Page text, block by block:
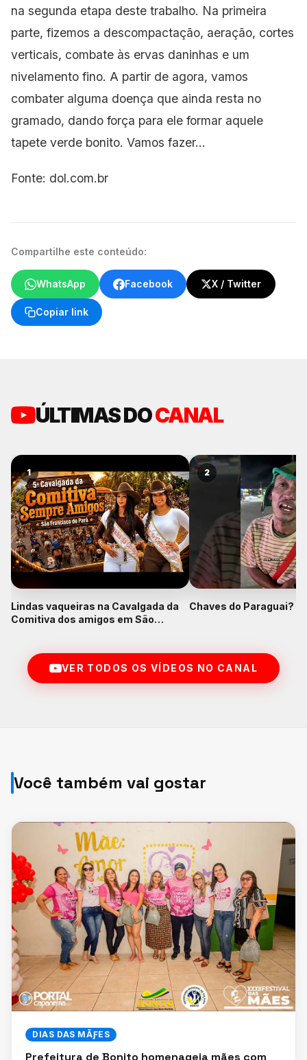
na segunda etapa deste trabalho. Na primeira
parte, fizemos a descompactação, aeração, cortes
verticais, combate às ervas daninhas e um
nivelamento fino. A partir de agora, vamos
combater alguma doença que ainda resta no
gramado, dando força para ele formar aquele
tapete verde bonito. Vamos fazer…
Fonte: dol.com.br
Compartilhe este conteúdo:
WhatsApp Facebook X / Twitter
Copiar link
ÚLTIMAS DOCANAL
1
Lindas vaqueiras na Cavalgada da
Comitiva dos amigos em São
2
Chaves do Paraguai?
VER TODOS OS VÍDEOS NO CANAL
Você também vai gostar
DIAS DAS MÃƑES
Prefeitura de Bonito homenageia mães com